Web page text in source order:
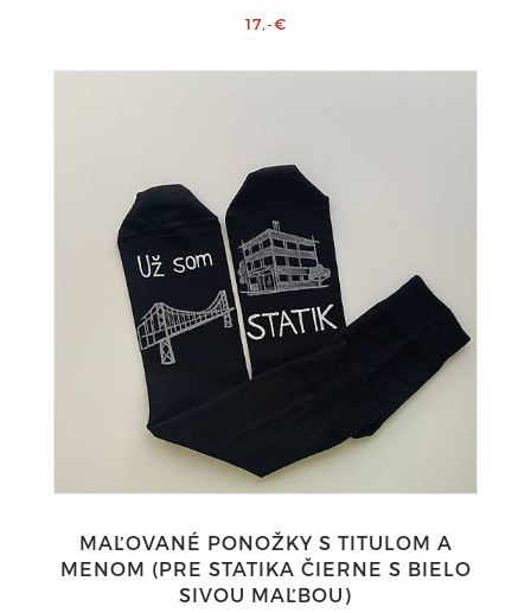
17,-€
MAĽOVANÉ PONOŽKY S TITULOM A
MENOM (PRE STATIKA ČIERNE S BIELO
SIVOU MAĽBOU)